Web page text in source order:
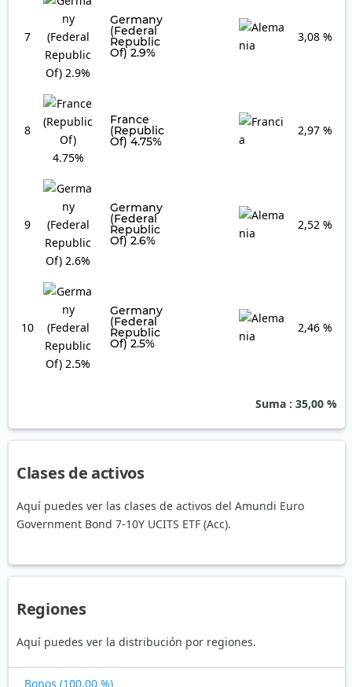
7
Germany
(Federal
Republic
Of) 2.9%
3,08 %
8
France
(Republic
Of) 4.75%
2,97 %
9
Germany
(Federal
Republic
Of) 2.6%
2,52 %
10
Germany
(Federal
Republic
Of) 2.5%
2,46 %
Suma : 35,00 %
Clases de activos
Aquí puedes ver las clases de activos del Amundi Euro
Government Bond 7-10Y UCITS ETF (Acc).
Regiones
Aquí puedes ver la distribución por regiones.
Bonos (100,00 %)